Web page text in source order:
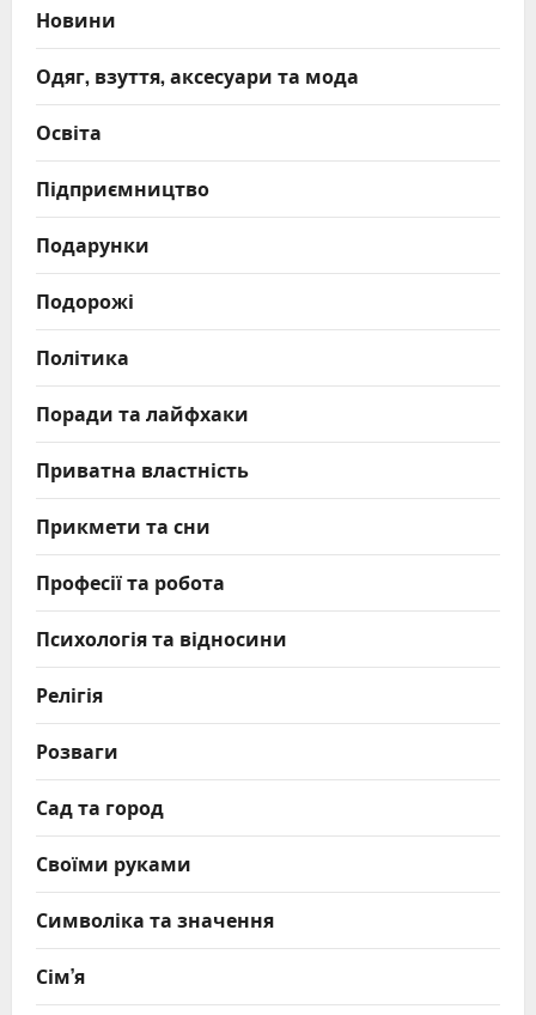
Новини
Одяг, взуття, аксесуари та мода
Освіта
Підприємництво
Подарунки
Подорожі
Політика
Поради та лайфхаки
Приватна властність
Прикмети та сни
Професії та робота
Психологія та відносини
Релігія
Розваги
Сад та город
Своїми руками
Символіка та значення
Сім’я